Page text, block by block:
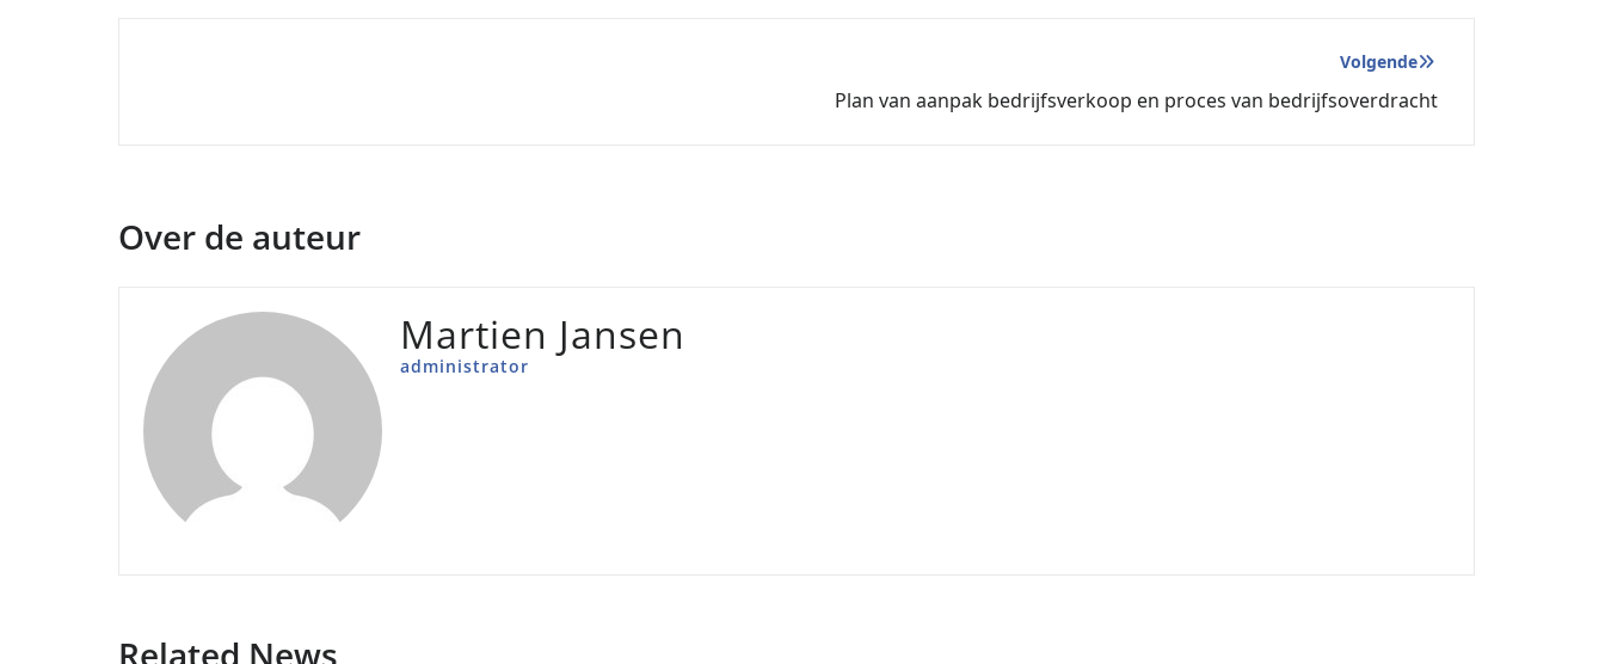
Volgende
Plan van aanpak bedrijfsverkoop en proces van bedrijfsoverdracht
Over de auteur
Martien Jansen
administrator
Related News